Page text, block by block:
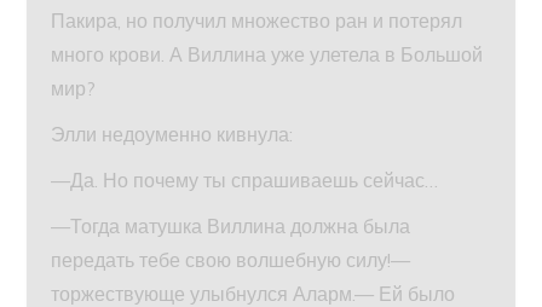
Пакира, но получил множество ран и потерял
много крови. А Виллина уже улетела в Большой
мир?
Элли недоуменно кивнула:
—Да. Но почему ты спрашиваешь сейчас…
—Тогда матушка Виллина должна была
передать тебе свою волшебную силу!—
торжествующе улыбнулся Аларм.— Ей было